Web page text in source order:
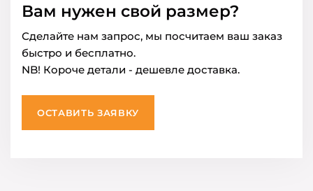
Вам нужен свой размер?
Сделайте нам запрос, мы посчитаем ваш заказ
быстро и бесплатно.
NB! Короче детали - дешевле доставка.
ОСТАВИТЬ ЗАЯВКУ